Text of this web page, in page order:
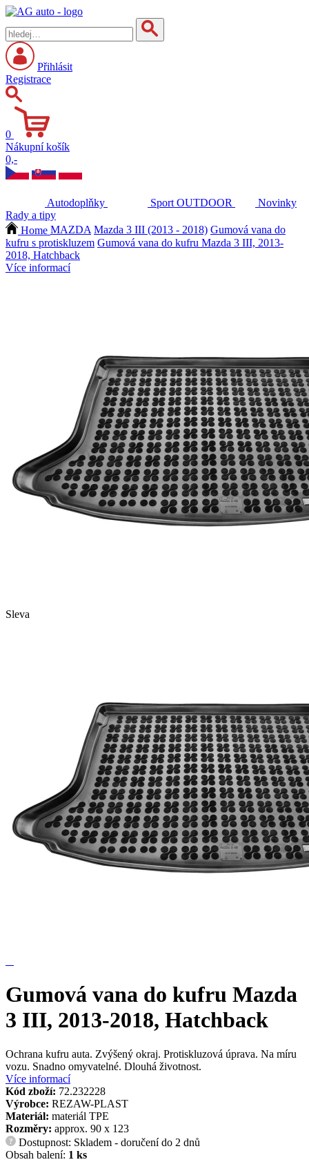
Přihlásit
Registrace
0
Nákupní košík
0,-
Autodoplňky Sport OUTDOOR
Novinky
Rady a tipy
Home MAZDA Mazda 3 III (2013 - 2018) Gumová vana do
kufru s protiskluzem Gumová vana do kufru Mazda 3 III, 2013-
2018, Hatchback
Více informací
Sleva
Gumová vana do kufru Mazda
3 III, 2013-2018, Hatchback
Ochrana kufru auta. Zvýšený okraj. Protiskluzová úprava. Na míru
vozu. Snadno omyvatelné. Dlouhá životnost.
Více informací
Kód zboží: 72.232228
Výrobce: REZAW-PLAST
Materiál: materiál TPE
Rozměry: approx. 90 x 123
?
Dostupnost: Skladem - doručení do 2 dnů
Obsah balení: 1 ks